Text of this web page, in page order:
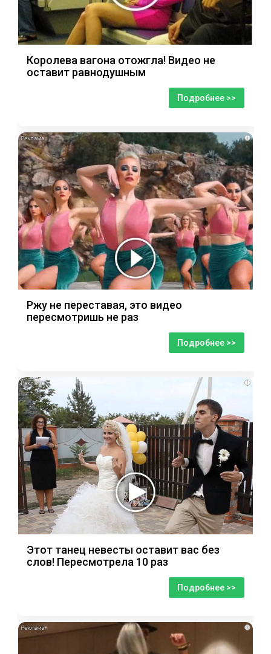
Королева вагона отожгла! Видео не
оставит равнодушным
Подробнее >>
i
Ржу не переставая, это видео
пересмотришь не раз
Подробнее >>
i
Этот танец невесты оставит вас без
слов! Пересмотрела 10 раз
Подробнее >>
i